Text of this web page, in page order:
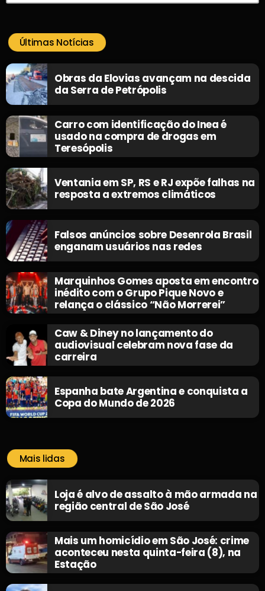
Últimas Notícias
Obras da Elovias avançam na descida
da Serra de Petrópolis
Carro com identificação do Inea é
usado na compra de drogas em
Teresópolis
Ventania em SP, RS e RJ expõe falhas na
resposta a extremos climáticos
Falsos anúncios sobre Desenrola Brasil
enganam usuários nas redes
Marquinhos Gomes aposta em encontro
inédito com o Grupo Pique Novo e
relança o clássico “Não Morrerei”
Caw & Diney no lançamento do
audiovisual celebram nova fase da
carreira
Espanha bate Argentina e conquista a
Copa do Mundo de 2026
Mais lidas
Loja é alvo de assalto à mão armada na
região central de São José
Mais um homicídio em São José: crime
aconteceu nesta quinta-feira (8), na
Estação